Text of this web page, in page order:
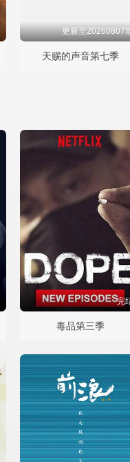
更新至20260807
天赐的声音第七季
完
毒品第三季